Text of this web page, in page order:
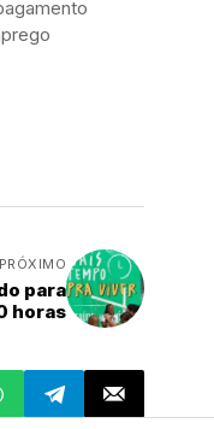
PRÓXIMO
para
horas